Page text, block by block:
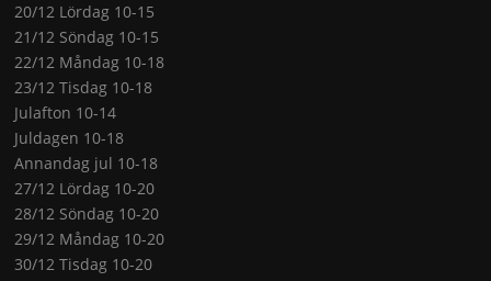
20/12 Lördag 10-15
21/12 Söndag 10-15
22/12 Måndag 10-18
23/12 Tisdag 10-18
Julafton 10-14
Juldagen 10-18
Annandag jul 10-18
27/12 Lördag 10-20
28/12 Söndag 10-20
29/12 Måndag 10-20
30/12 Tisdag 10-20